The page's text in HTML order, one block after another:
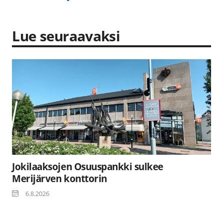
Lue seuraavaksi
Jokilaaksojen Osuuspankki sulkee
Merijärven konttorin
6.8.2026